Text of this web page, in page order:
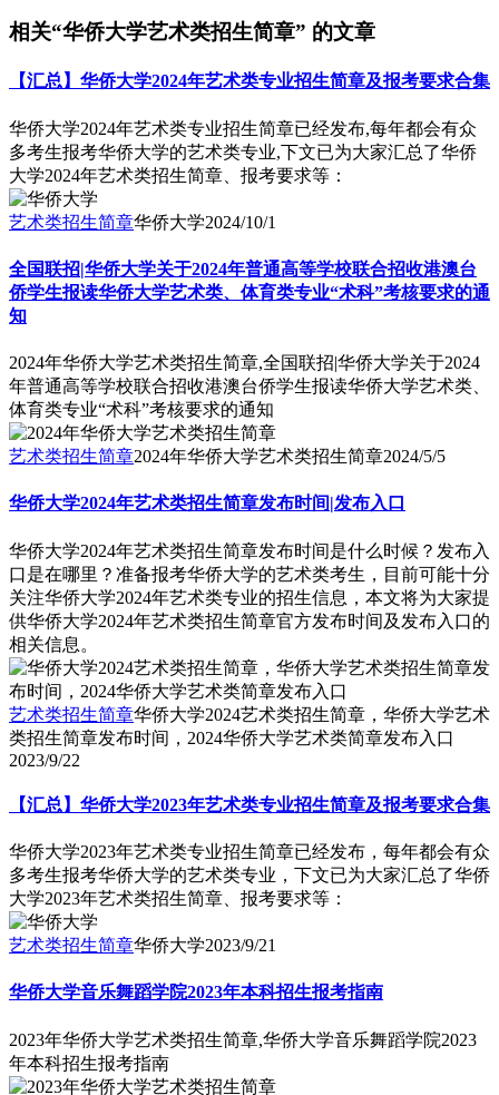
相关“华侨大学艺术类招生简章” 的文章
【汇总】华侨大学2024年艺术类专业招生简章及报考要求合集
华侨大学2024年艺术类专业招生简章已经发布,每年都会有众
多考生报考华侨大学的艺术类专业,下文已为大家汇总了华侨
大学2024年艺术类招生简章、报考要求等：
艺术类招生简章华侨大学2024/10/1
全国联招|华侨大学关于2024年普通高等学校联合招收港澳台
侨学生报读华侨大学艺术类、体育类专业“术科”考核要求的通
知
2024年华侨大学艺术类招生简章,全国联招|华侨大学关于2024
年普通高等学校联合招收港澳台侨学生报读华侨大学艺术类、
体育类专业“术科”考核要求的通知
艺术类招生简章2024年华侨大学艺术类招生简章2024/5/5
华侨大学2024年艺术类招生简章发布时间|发布入口
华侨大学2024年艺术类招生简章发布时间是什么时候？发布入
口是在哪里？准备报考华侨大学的艺术类考生，目前可能十分
关注华侨大学2024年艺术类专业的招生信息，本文将为大家提
供华侨大学2024年艺术类招生简章官方发布时间及发布入口的
相关信息。
艺术类招生简章华侨大学2024艺术类招生简章，华侨大学艺术
类招生简章发布时间，2024华侨大学艺术类简章发布入口
2023/9/22
【汇总】华侨大学2023年艺术类专业招生简章及报考要求合集
华侨大学2023年艺术类专业招生简章已经发布，每年都会有众
多考生报考华侨大学的艺术类专业，下文已为大家汇总了华侨
大学2023年艺术类招生简章、报考要求等：
艺术类招生简章华侨大学2023/9/21
华侨大学音乐舞蹈学院2023年本科招生报考指南
2023年华侨大学艺术类招生简章,华侨大学音乐舞蹈学院2023
年本科招生报考指南